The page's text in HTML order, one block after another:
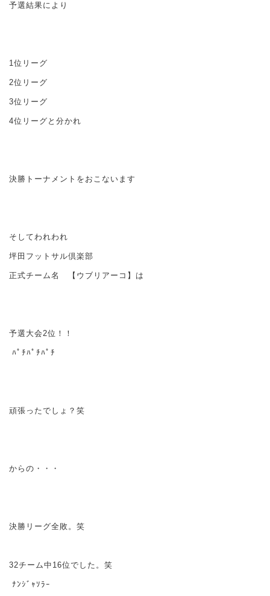
予選結果により
1位リーグ
2位リーグ
3位リーグ
4位リーグと分かれ
決勝トーナメントをおこないます
そしてわれわれ
坪田フットサル倶楽部
正式チーム名 【ウブリアーコ】は
予選大会2位！！
ﾊﾟﾁﾊﾟﾁﾊﾟﾁ
頑張ったでしょ？笑
からの・・・
決勝リーグ全敗。笑
32チーム中16位でした。笑
ﾅﾝｼﾞｬｿﾗｰ